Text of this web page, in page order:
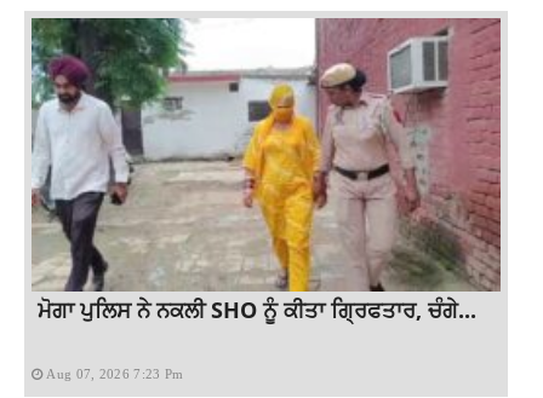
ਮੋਗਾ ਪੁਲਿਸ ਨੇ ਨਕਲੀ SHO ਨੂੰ ਕੀਤਾ ਗ੍ਰਿਫਤਾਰ, ਚੰਗੇ...
Aug 07, 2026 7:23 Pm